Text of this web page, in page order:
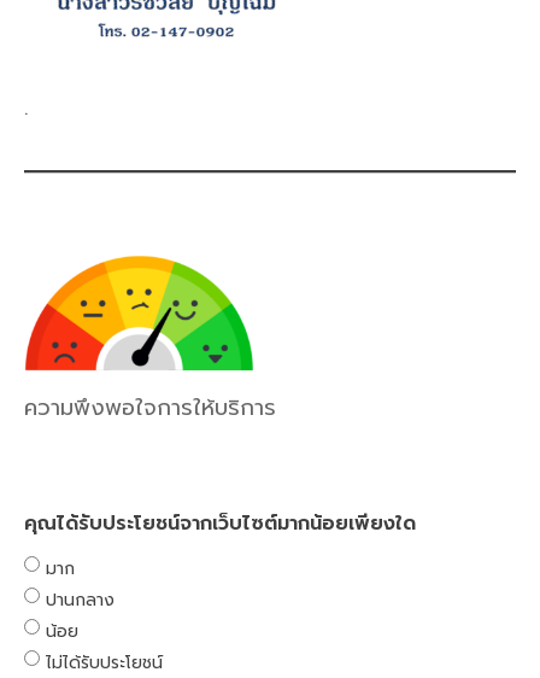
.
ความพึงพอใจการให้บริการ
คุณได้รับประโยชน์จากเว็บไซต์มากน้อยเพียงใด
มาก
ปานกลาง
น้อย
ไม่ได้รับประโยชน์